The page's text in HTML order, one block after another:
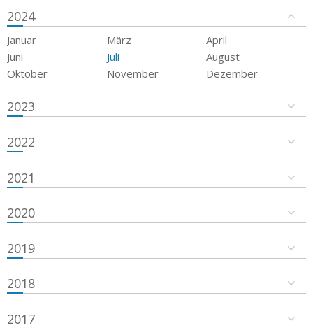
2024
Januar März
April
Juni
Juli
August
Oktober
November Dezember
2023
2022
2021
2020
2019
2018
2017